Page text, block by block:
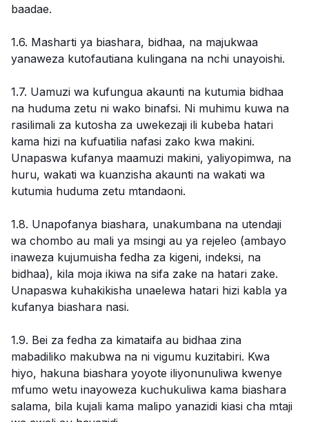
baadae.
1.6. Masharti ya biashara, bidhaa, na majukwaa
yanaweza kutofautiana kulingana na nchi unayoishi.
1.7. Uamuzi wa kufungua akaunti na kutumia bidhaa
na huduma zetu ni wako binafsi. Ni muhimu kuwa na
rasilimali za kutosha za uwekezaji ili kubeba hatari
kama hizi na kufuatilia nafasi zako kwa makini.
Unapaswa kufanya maamuzi makini, yaliyopimwa, na
huru, wakati wa kuanzisha akaunti na wakati wa
kutumia huduma zetu mtandaoni.
1.8. Unapofanya biashara, unakumbana na utendaji
wa chombo au mali ya msingi au ya rejeleo (ambayo
inaweza kujumuisha fedha za kigeni, indeksi, na
bidhaa), kila moja ikiwa na sifa zake na hatari zake.
Unapaswa kuhakikisha unaelewa hatari hizi kabla ya
kufanya biashara nasi.
1.9. Bei za fedha za kimataifa au bidhaa zina
mabadiliko makubwa na ni vigumu kuzitabiri. Kwa
hiyo, hakuna biashara yoyote iliyonunuliwa kwenye
mfumo wetu inayoweza kuchukuliwa kama biashara
salama, bila kujali kama malipo yanazidi kiasi cha mtaji